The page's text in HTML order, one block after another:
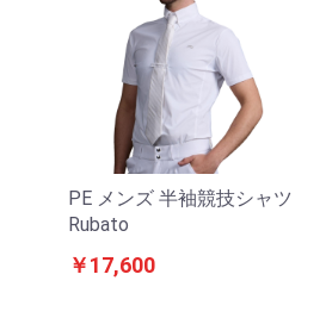
PE メンズ 半袖競技シャツ
Rubato
￥17,600